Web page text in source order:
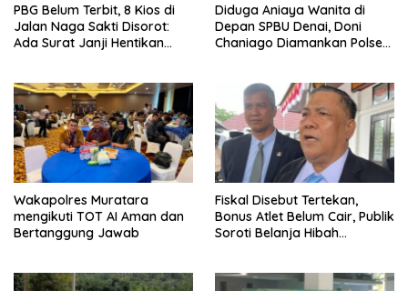
PBG Belum Terbit, 8 Kios di
Jalan Naga Sakti Disorot:
Ada Surat Janji Hentikan
Diduga Aniaya Wanita di
Depan SPBU Denai, Doni
Chaniago Diamankan Polsek
Wakapolres Muratara
mengikuti TOT AI Aman dan
Bertanggung Jawab
Fiskal Disebut Tertekan,
Bonus Atlet Belum Cair, Publik
Soroti Belanja Hibah